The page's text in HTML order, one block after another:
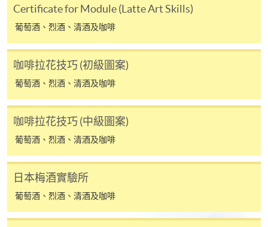
申請學歷頒授及專業課程可能需要其他資料，報名
表可向報名中心或有關課程負責人索取。填妥申請
往報名中心或以郵遞方式遞交。
​學院為學歷頒授課程特設「註冊及學費通知」，適
用於一般學歷頒授課程。
課程負責人會為學員送上「註冊及學費通知」
Certificate for Module (Latte Art Skills)
葡萄酒、烈酒、清酒及咖啡
咖啡拉花技巧 (初級圖案)
葡萄酒、烈酒、清酒及咖啡
咖啡拉花技巧 (中級圖案)
葡萄酒、烈酒、清酒及咖啡
日本梅酒實驗所
葡萄酒、烈酒、清酒及咖啡